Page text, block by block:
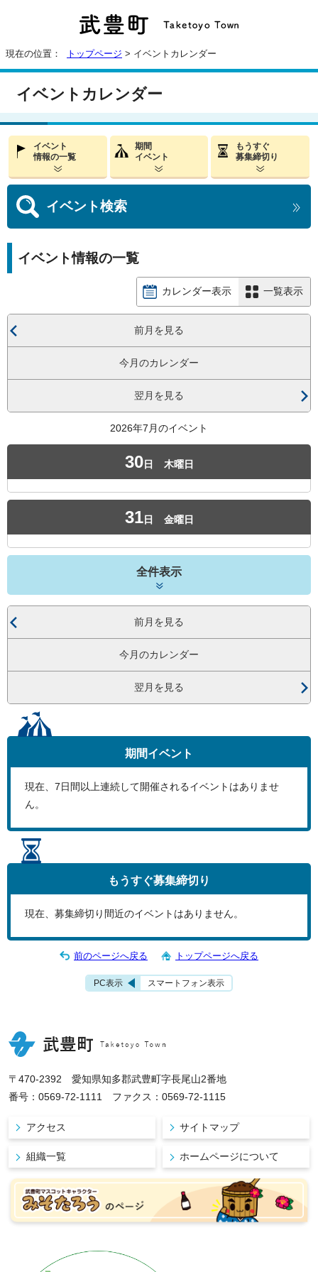
現在の位置： トップページ > イベントカレンダー
イベントカレンダー
イベント
情報の一覧
期間
イベント
もうすぐ
募集締切り
イベント検索
イベント情報の一覧
カレンダー表示 一覧表示
前月を見る
今月のカレンダー
翌月を見る
2026年7月のイベント
30日 木曜日
31日 金曜日
全件表示
前月を見る
今月のカレンダー
翌月を見る
期間イベント
現在、 7日間以上連続して開催されるイベントはありませ
ん。
もうすぐ募集締切り
現在、募集締切り間近のイベントはありません。
前のページへ戻る トップページへ戻る
PC表示 スマートフォン表示
〒470-2392 愛知県知多郡武豊町字長尾山2番地
番号：0569-72-1111 ファクス：0569-72-1115
アクセス サイトマップ
組織一覧 ホームページについて